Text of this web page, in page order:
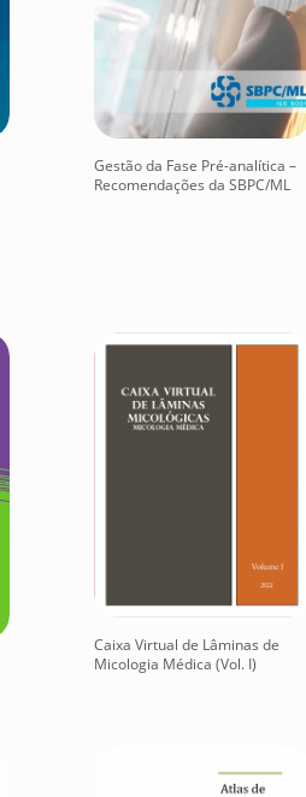
Gestão da Fase Pré-analítica –
Recomendações da SBPC/ML
Caixa Virtual de Lâminas de
Micologia Médica (Vol. I)